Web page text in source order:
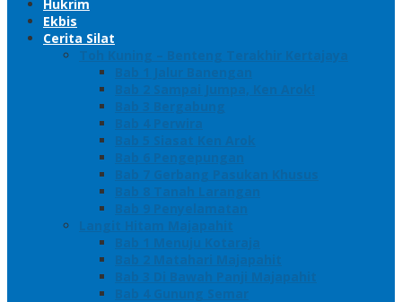
Hukrim
Ekbis
Cerita Silat
Toh Kuning – Benteng Terakhir Kertajaya
Bab 1 Jalur Banengan
Bab 2 Sampai Jumpa, Ken Arok!
Bab 3 Bergabung
Bab 4 Perwira
Bab 5 Siasat Ken Arok
Bab 6 Pengepungan
Bab 7 Gerbang Pasukan Khusus
Bab 8 Tanah Larangan
Bab 9 Penyelamatan
Langit Hitam Majapahit
Bab 1 Menuju Kotaraja
Bab 2 Matahari Majapahit
Bab 3 Di Bawah Panji Majapahit
Bab 4 Gunung Semar